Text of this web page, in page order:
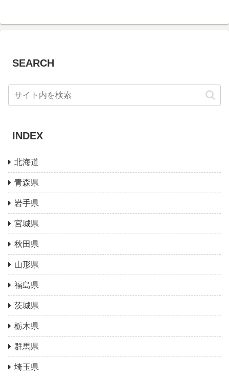
SEARCH
INDEX
北海道
青森県
岩手県
宮城県
秋田県
山形県
福島県
茨城県
栃木県
群馬県
埼玉県